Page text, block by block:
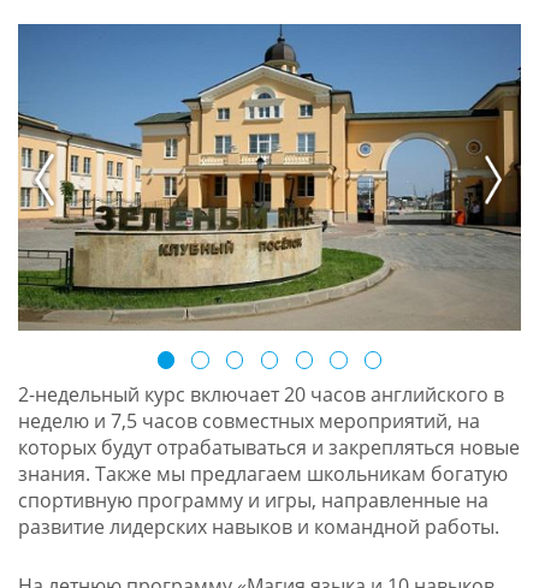
prev next
2-недельный курс включает 20 часов английского в
неделю и 7,5 часов совместных мероприятий, на
которых будут отрабатываться и закрепляться новые
знания. Также мы предлагаем школьникам богатую
спортивную программу и игры, направленные на
развитие лидерских навыков и командной работы.